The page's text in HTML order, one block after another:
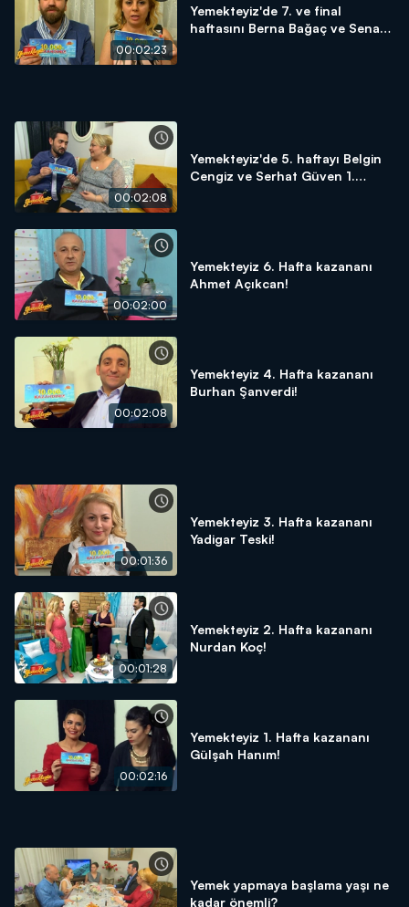
00:02:23
Yemekteyiz'de 7. ve final
haftasını Berna Bağaç ve Senan
00:02:08
Yemekteyiz'de 5. haftayı Belgin
Cengiz ve Serhat Güven 1.
00:02:00
Yemekteyiz 6. Hafta kazananı
Ahmet Açıkcan!
00:02:08
Yemekteyiz 4. Hafta kazananı
Burhan Şanverdi!
00:01:36
Yemekteyiz 3. Hafta kazananı
Yadigar Teski!
00:01:28
Yemekteyiz 2. Hafta kazananı
Nurdan Koç!
00:02:16
Yemekteyiz 1. Hafta kazananı
Gülşah Hanım!
Yemek yapmaya başlama yaşı ne
kadar önemli?